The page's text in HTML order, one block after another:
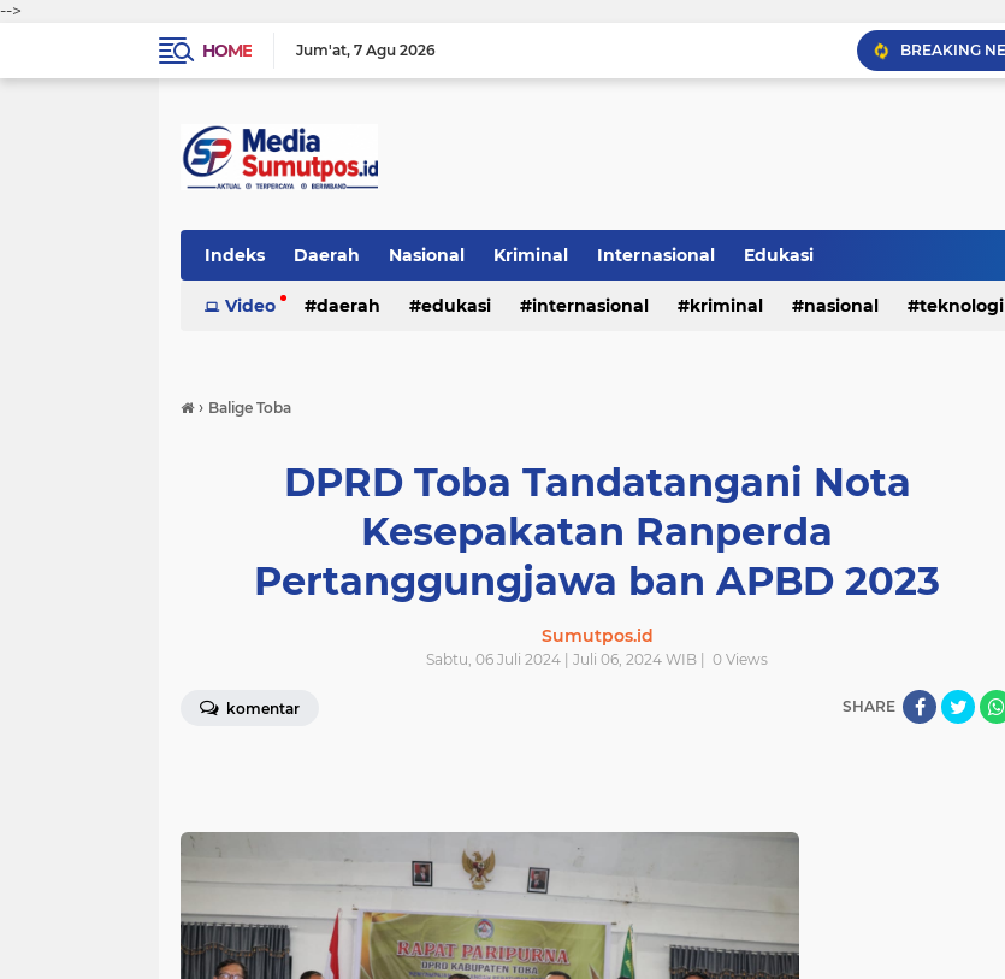
-->
HOME
Jum'at 7 Agu 2026
Indeks Daerah Nasional Kriminal Internasional Edukasi
Video daerah edukasi internasional kriminal nasional teknologi
› Balige Toba
DPRD Toba Tandatangani Nota
Kesepakatan Ranperda
Pertanggungjawa ban APBD 2023
Sumutpos.id
Sabtu, 06 Juli 2024 | Juli 06, 2024 WIB | 0 Views
komentar SHARE